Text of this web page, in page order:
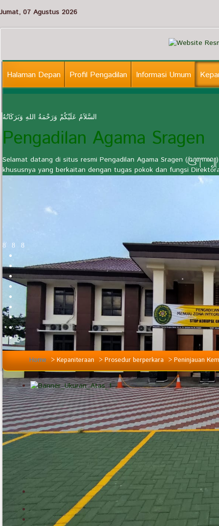
Jumat, 07 Agustus 2026
Halaman Depan Profil Pengadilan Informasi Umum
السَّلاَمُ عَلَيْكُمْ وَرَحْمَةُ اللهِ وَبَرَكَاتُهُ
Pengadilan Agama Sragen
Selamat datang di situs resmi Pengadilan Agama Sragen
khususnya yang berkaitan dengan tugas pokok dan fungsi
Home >Kepaniteraan >Prosedur berperkara >Peninjauan